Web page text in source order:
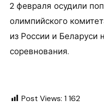
2 февраля осудили
олимпийского
из России и
соревнования.
Post Views: 1 162